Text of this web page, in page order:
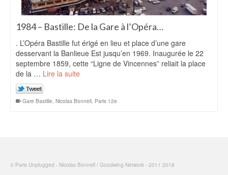
1984 – Bastille: De la Gare à l’Opéra…
. L’Opéra Bastille fut érigé en lieu et place d’une gare
desservant la Banlieue Est jusqu’en 1969. Inaugurée le 22
septembre 1859, cette “Ligne de Vincennes” reliait la place
de la … Lire la suite
Gare Bastille, Nicolas Bonnell, Paris 12e
© Paris Unplugged - Nicolas Bonnell / Goodwing Network - 2011 2018